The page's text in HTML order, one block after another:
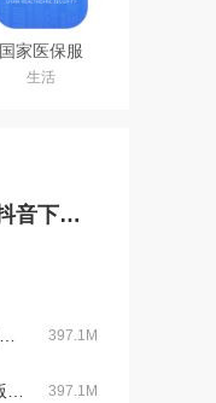
国家医保服
务平台app
官方安卓版
生活
tiktok国际版抖音下载官方正版最新版本v45.2.3安卓版
397.1M
397.1M